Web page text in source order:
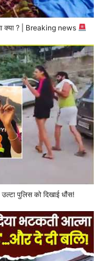
क्या ? | Breaking news
पुलिस को दिखाई धौंस!